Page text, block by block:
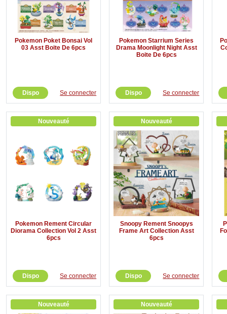
Pokemon Poket Bonsai Vol
03 Asst Boite De 6pcs
Dispo Se connecter
Pokemon Starrium Series
Drama Moonlight Night Asst
Boite De 6pcs
Dispo Se connecter
Nouveauté
Pokemon Rement Circular
Diorama Collection Vol 2 Asst
6pcs
Dispo Se connecter
Nouveauté
Snoopy Rement Snoopys
Frame Art Collection Asst
6pcs
Dispo Se connecter
Nouveauté Nouveauté